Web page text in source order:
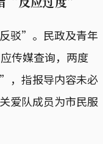
驳”。民政及青年
传媒查询，两度
，指报导内容未必
爱队成员为市民服